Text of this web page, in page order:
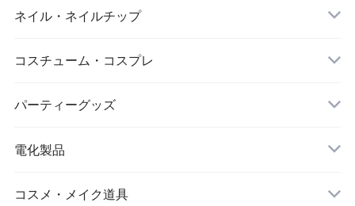
アイマスク
靴下・ソックス
シワ取りテープ
iPhone
ネイル・ネイルチップ
コスチューム・コスプレ
クリスマス
パーティーグッズ
電化製品
ドローン
コスメ・メイク道具